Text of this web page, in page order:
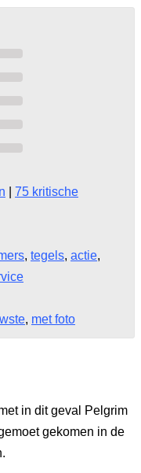
75 kritische
, tegels, actie,
, met foto
in dit geval Pelgrim
gekomen in de